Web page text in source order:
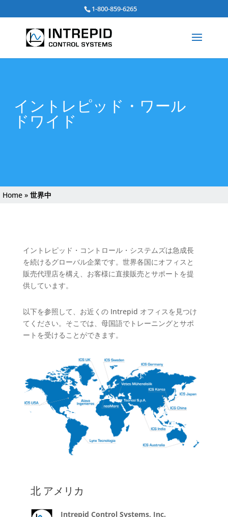
1-800-859-6265
イントレピッド・ワール
ドワイド
Home » 世界中
イントレピッド・コントロール・システムズは急成長
を続けるグローバル企業です。世界各国にオフィスと
販売代理店を構え、お客様に直接販売とサポートを提
供しています。
以下を参照して、お近くの Intrepid オフィスを見つけ
てください。そこでは、母国語でトレーニングとサポ
ートを受けることができます。
北 アメリカ
Intrepid Control Systems, Inc.